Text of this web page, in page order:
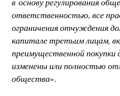
ответственностью, все
ограничения отчуждения
капитале третьим лицам,
преимущественной
изменены или полностью
общества».